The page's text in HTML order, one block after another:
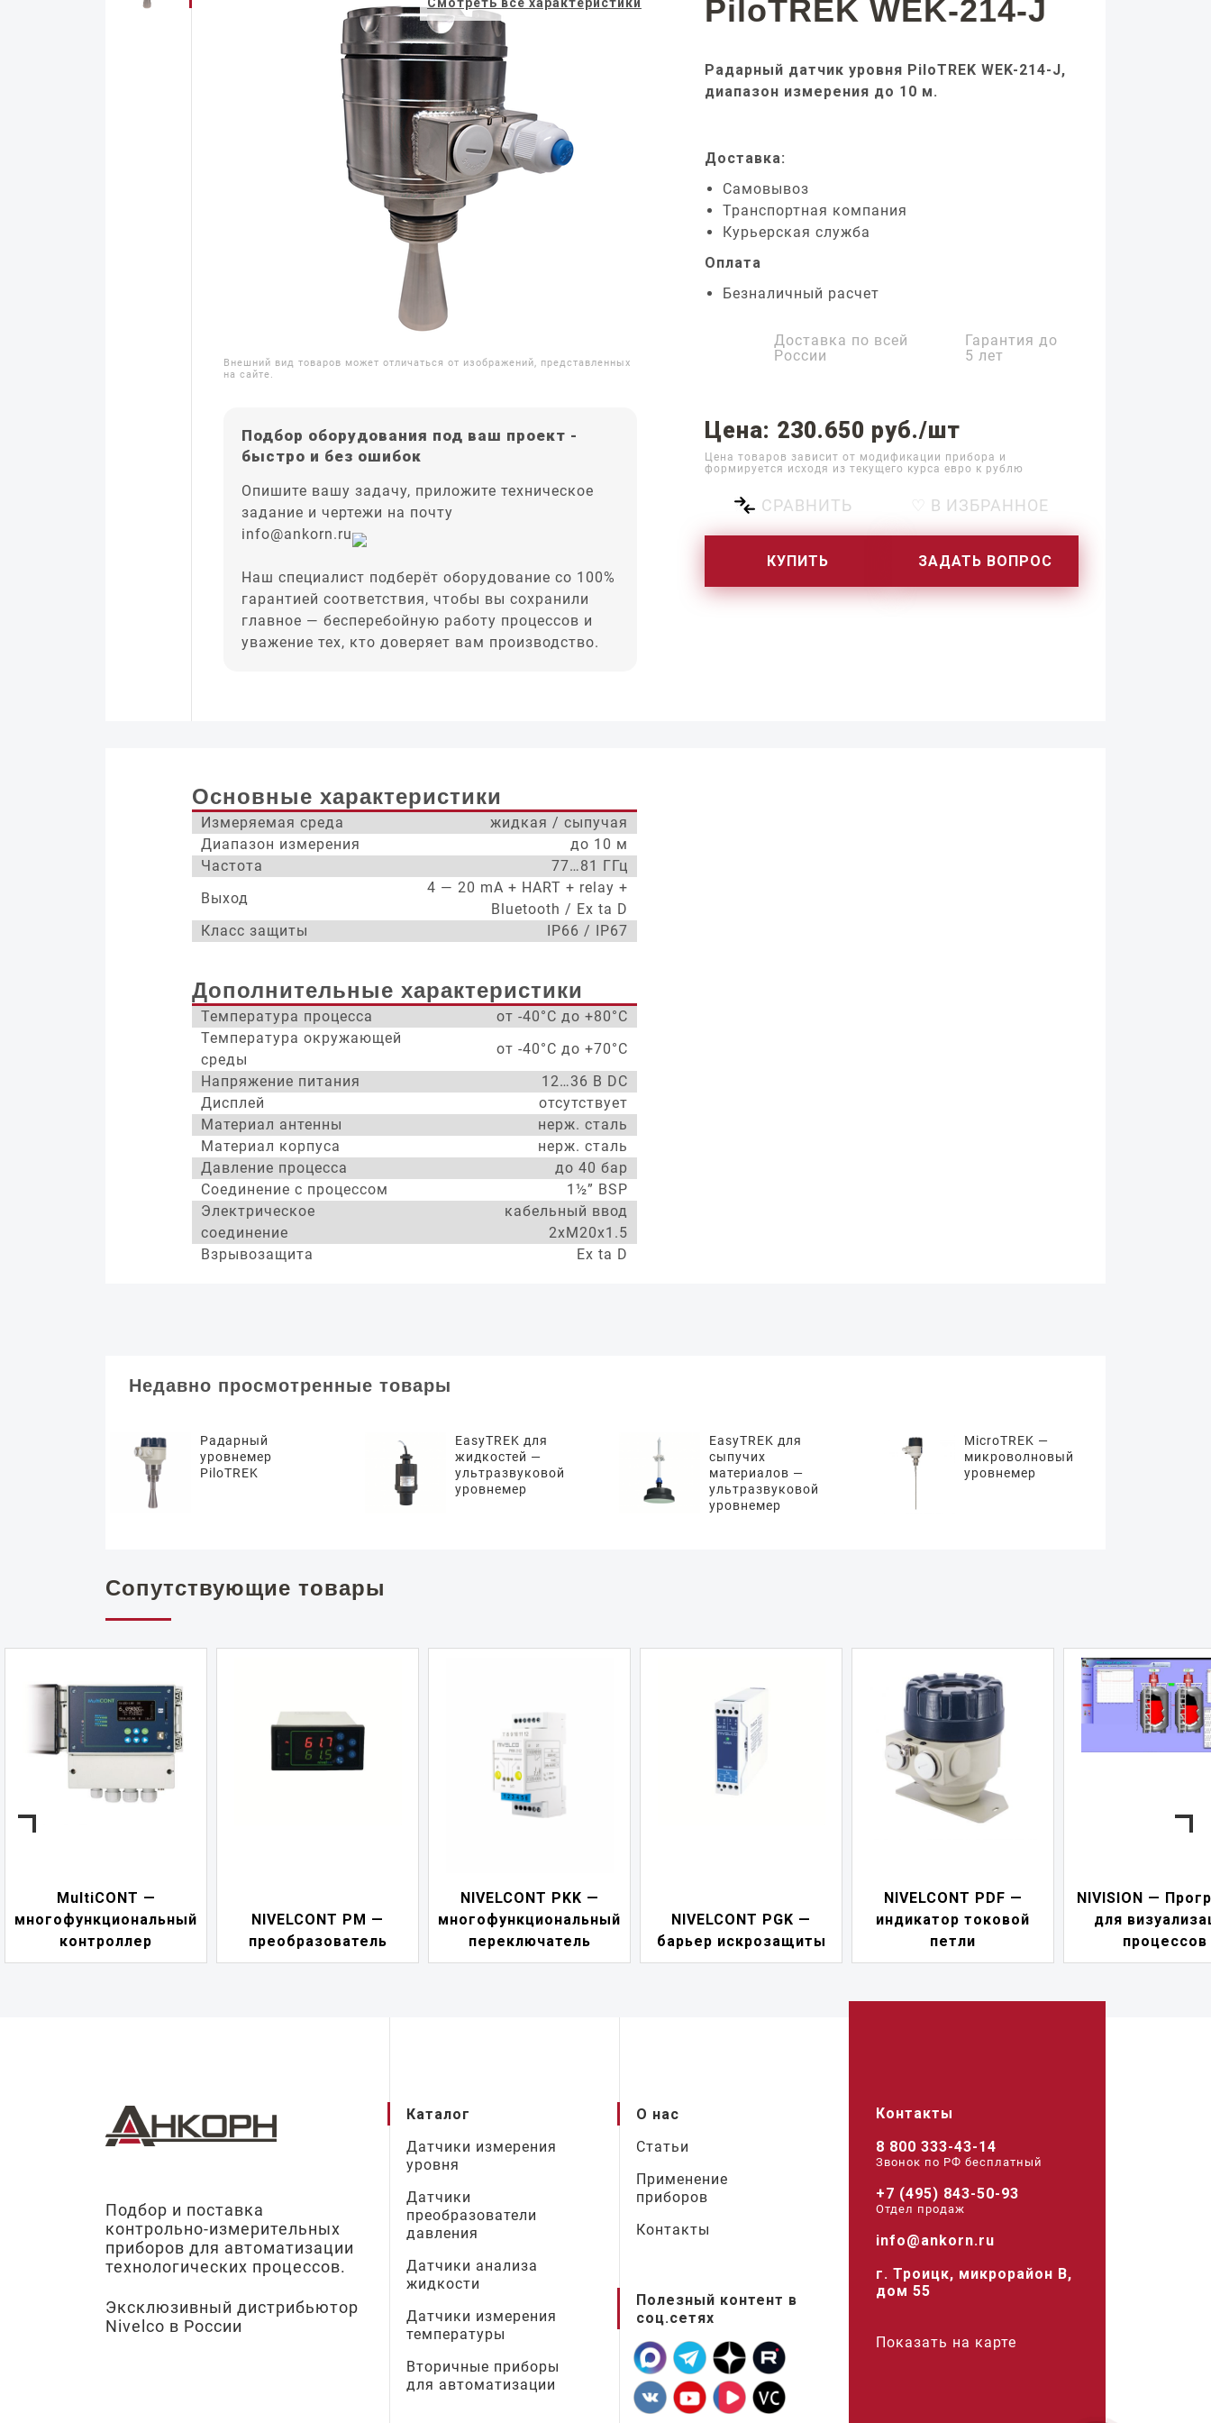
Внешний вид товаров может отличаться от изображений, представленных
на сайте.
Подбор оборудования под ваш проект -
быстро и без ошибок
Опишите вашу задачу, приложите техническое
задание и чертежи на почту
info@ankorn.ru
Наш специалист подберёт оборудование со 100%
гарантией соответствия, чтобы вы сохранили
главное — бесперебойную работу процессов и
уважение тех, кто доверяет вам производство.
PiloTREK WEK-214-J
Радарный датчик уровня PiloTREK WEK-214-J,
диапазон измерения до 10 м.
Доставка:
Самовывоз
Транспортная компания
Курьерская служба
Оплата
Безналичный расчет
Доставка по всей
России
Гарантия до
5 лет
Цена: 230.650 руб./шт
Цена товаров зависит от модификации прибора и
формируется исходя из текущего курса евро к рублю
СРАВНИТЬ ♡ В ИЗБРАННОЕ
КУПИТЬ ЗАДАТЬ ВОПРОС
Основные характеристики
Измеряемая среда
жидкая / сыпучая
Диапазон измерения
до 10 м
Частота
77…81 ГГц
Выход
4 — 20 mA + HART + relay +
Bluetooth / Ex ta D
Класс защиты
IP66 / IP67
Дополнительные характеристики
Температура процесса
от -40°С до +80°С
Температура окружающей
среды
от -40°С до +70°С
Напряжение питания
12…36 В DC
Дисплей
отсутствует
Материал антенны
нерж. сталь
Материал корпуса
нерж. сталь
Давление процесса
до 40 бар
Соединение с процессом
1½” BSP
Электрическое
соединение
кабельный ввод
2xM20x1.5
Взрывозащита
Ex ta D
Недавно просмотренные товары
Радарный
уровнемер
PiloTREK
EasyTREK для
жидкостей —
ультразвуковой
уровнемер
EasyTREK для
сыпучих
материалов —
ультразвуковой
уровнемер
MicroTREK —
микроволновый
уровнемер
Сопутствующие товары
MultiCONT —
многофункциональный
контроллер
NIVELCONT PM —
преобразователь
NIVELCONT PKK —
многофункциональный
переключатель
NIVELCONT PGK —
барьер искрозащиты
NIVELCONT PDF —
индикатор токовой
петли
NIVISION —
для
процессов
Подбор и поставка
контрольно-измерительных
приборов для автоматизации
технологических процессов.
Эксклюзивный дистрибьютор
Nivelco в России
Каталог
Датчики измерения
уровня
Датчики
преобразователи
давления
Датчики анализа
жидкости
Датчики измерения
температуры
Вторичные приборы
для автоматизации
О нас
Статьи
Применение
приборов
Контакты
Полезный контент в
соц.сетях
Контакты
8 800 333-43-14
Звонок по РФ беcплатный
+7 (495) 843-50-93
Отдел продаж
info@ankorn.ru
г. Троицк, микрорайон В,
дом 55
Показать на карте